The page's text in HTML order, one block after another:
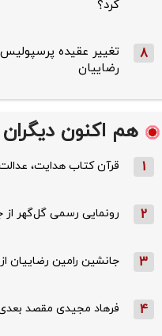
کرد؟
8
تغییر عقیده پرسپولیس
رضاییان
هم اکنون
1 قرآن کتاب هدایت،
2 رونمایی رسمی گل‌گهر از
3 جانشین رامین رضاییان
4 فرهاد مجیدی مقصد